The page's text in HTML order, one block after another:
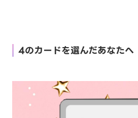
4のカードを選んだあなたへ